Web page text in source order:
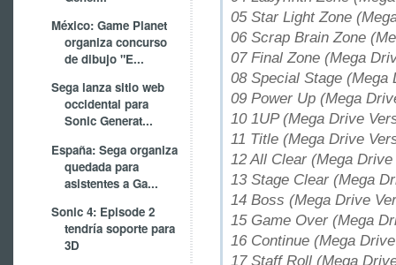
México: Game Planet
organiza concurso
de dibujo "E...
Sega lanza sitio web
occidental para
Sonic Generat...
España: Sega organiza
quedada para
asistentes a Ga...
Sonic 4: Episode 2
tendría soporte para
3D
05 Star Light Zone
06 Scrap Brain Zone
07 Final Zone (Mega
08 Special Stage (Mega
09 Power Up (Mega
10 1UP (Mega Drive
11 Title (Mega Drive
12 All Clear (Mega
13 Stage Clear (Mega
14 Boss (Mega Drive
15 Game Over (Mega
16 Continue (Mega
17 Staff Roll (Mega